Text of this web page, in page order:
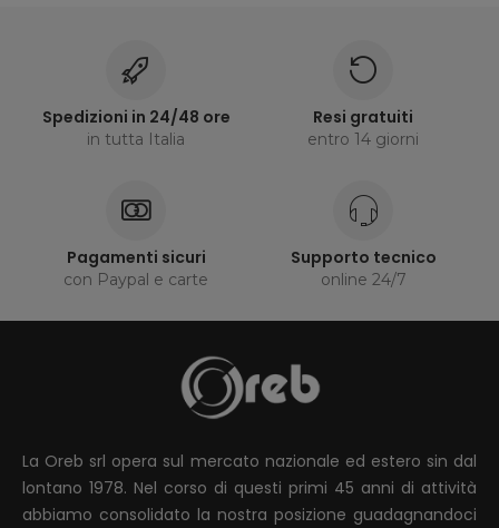
Spedizioni in 24/48 ore
in tutta Italia
Resi gratuiti
entro 14 giorni
Pagamenti sicuri
con Paypal e carte
Supporto tecnico
online 24/7
La Oreb srl opera sul mercato nazionale ed estero sin dal
lontano 1978. Nel corso di questi primi 45 anni di attività
abbiamo consolidato la nostra posizione guadagnandoci